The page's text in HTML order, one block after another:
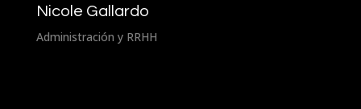
Nicole Gallardo
Administración y RRHH